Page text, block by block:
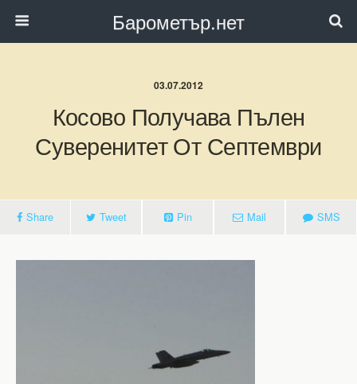
Барометър.нет
03.07.2012
Косово Получава Пълен
Суверенитет От Септември
Share Tweet Pin Mail SMS